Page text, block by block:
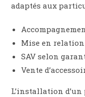
adaptés aux
Mise en
SAV selon
Vente
L’installation